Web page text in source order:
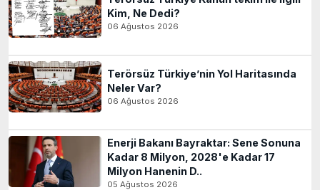
Kim, Ne Dedi?
06 Ağustos 2026
Terörsüz Türkiye’nin Yol Haritasında
Neler Var?
06 Ağustos 2026
Enerji Bakanı Bayraktar: Sene Sonuna
Kadar 8 Milyon, 2028'e Kadar 17
Milyon Hanenin D..
05 Ağustos 2026